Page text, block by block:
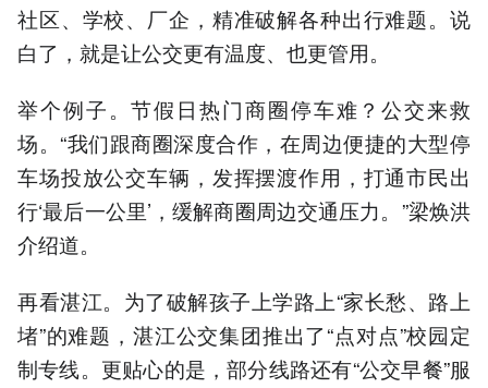
社区、学校、厂企，精准破解各种出行难题。说
白了，就是让公交更有温度、也更管用。
举个例子。节假日热门商圈停车难？公交来救
场。“我们跟商圈深度合作，在周边便捷的大型停
车场投放公交车辆，发挥摆渡作用，打通市民出
行‘最后一公里’，缓解商圈周边交通压力。”梁焕洪
介绍道。
再看湛江。为了破解孩子上学路上“家长愁、路上
堵”的难题，湛江公交集团推出了“点对点”校园定
制专线。更贴心的是，部分线路还有“公交早餐”服